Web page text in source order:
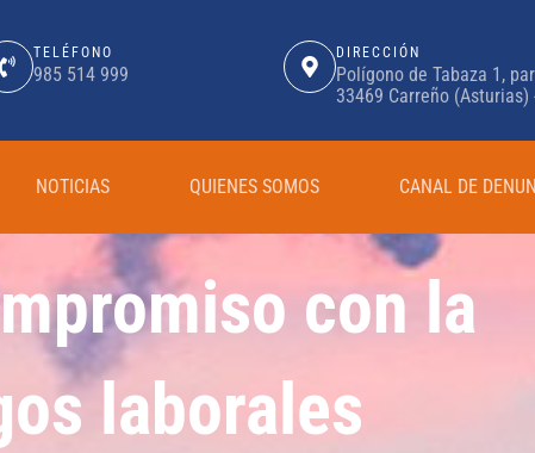
TELÉFONO
985 514 999
DIRECCIÓN
Polígono de Tabaza 1,
33469 Carreño (Asturias)
NOTICIAS QUIENES SOMOS CANAL DE
con la
laborales